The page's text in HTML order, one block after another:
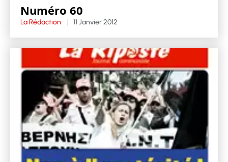
Numéro 60
La Rédaction 11 Janvier 2012